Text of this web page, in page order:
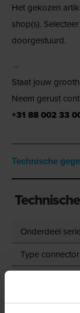
Het gekozen
shop(s).
doorgestuurd.
→
Staat jouw
Neem gerust
+31 88 002 33
Technische
Onderdeel
Type connector
Kleur